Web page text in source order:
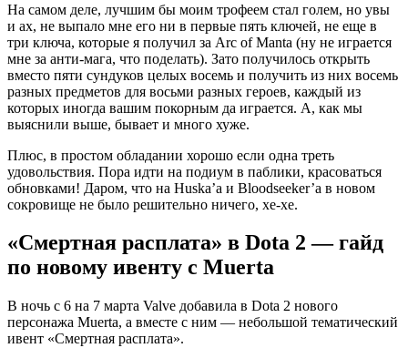
На самом деле, лучшим бы моим трофеем стал голем, но увы
и ах, не выпало мне его ни в первые пять ключей, не еще в
три ключа, которые я получил за Arc of Manta (ну не играется
мне за анти-мага, что поделать). Зато получилось открыть
вместо пяти сундуков целых восемь и получить из них восемь
разных предметов для восьми разных героев, каждый из
которых иногда вашим покорным да играется. А, как мы
выяснили выше, бывает и много хуже.
Плюс, в простом обладании хорошо если одна треть
удовольствия. Пора идти на подиум в паблики, красоваться
обновками! Даром, что на Huska’а и Bloodseeker’а в новом
сокровище не было решительно ничего, хе-хе.
«Смертная расплата» в Dota 2 — гайд
по новому ивенту с Muerta
В ночь с 6 на 7 марта Valve добавила в Dota 2 нового
персонажа Muerta, а вместе с ним — небольшой тематический
ивент «Смертная расплата».